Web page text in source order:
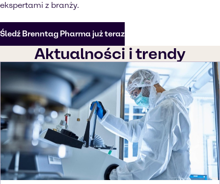
ekspertami z branży.
Śledź Brenntag Pharma już teraz
Aktualności i trendy